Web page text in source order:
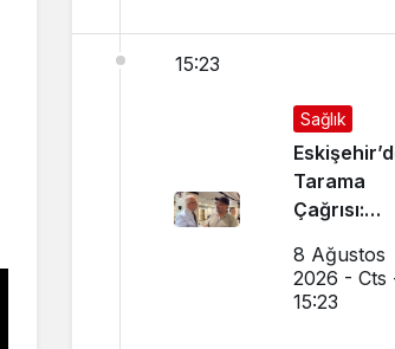
15:23
Sağlık
Tarama
Çağrısı:
Görüştü
8 Ağustos
2026 - Cts
15:23